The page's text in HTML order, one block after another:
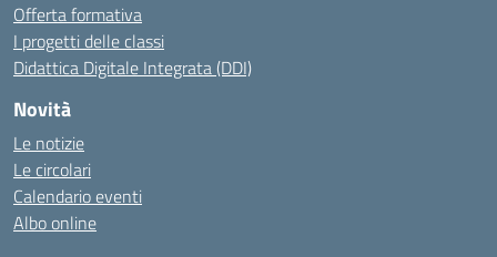
Offerta formativa
I progetti delle classi
Didattica Digitale Integrata (DDI)
Novità
Le notizie
Le circolari
Calendario eventi
Albo online